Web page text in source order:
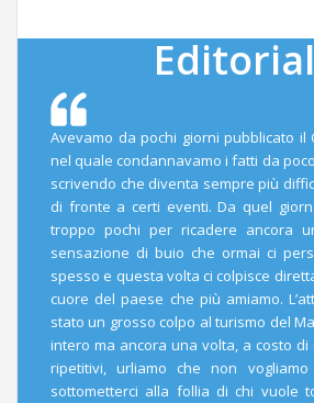
Avevamo da pochi giorni pubblicato il
nel quale condannavamo i fatti da
scrivendo che diventa sempre più
di fronte a certi eventi. Da quel
troppo pochi per ricadere ancora
sensazione di buio che ormai ci
spesso e questa volta ci colpisce
cuore del paese che più amiamo.
stato un grosso colpo al turismo del
intero ma ancora una volta, a costo
ripetitivi, urliamo che non
sottometterci alla follia di chi vuole